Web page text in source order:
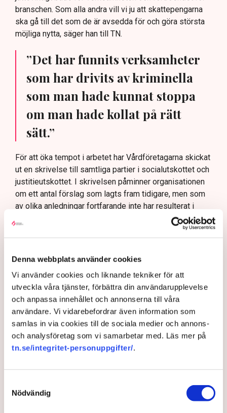
Denna webbplats använder cookies
Vi använder cookies och liknande tekniker för att
utveckla våra tjänster, förbättra din användarupplevelse
och anpassa innehållet och annonserna till våra
användare. Vi vidarebefordrar även information som
samlas in via cookies till de sociala medier och annons-
och analysföretag som vi samarbetar med. Läs mer på
tn.se/integritet-personuppgifter/.
Nödvändig
branschen. Som alla andra vill vi ju att skattepengarna
ska gå till det som de är avsedda för och göra största
möjliga nytta, säger han till TN.
”Det har funnits verksamheter
som har drivits av kriminella
som man hade kunnat stoppa
om man hade kollat på rätt
sätt.”
För att öka tempot i arbetet har Vårdföretagarna skickat
ut en skrivelse till samtliga partier i socialutskottet och
justitieutskottet. I skrivelsen påminner organisationen
om ett antal förslag som lagts fram tidigare, men som
av olika anledningar fortfarande inte har resulterat i
åtgärder mot välfärdskriminalitet
• Låt Polisen kontrollera och utfärda förordnande
för de som arbetar inom heldygnsinsatser för barn
och unga, liknande den modell som idag gäller för
ordningsvakter
• Låt Polisen granska och ackreditera personer
som vill bedriva HVB-verksamhet eller andra
heldygnsinsatser, som konsulentstödda
familjehem, för barn och unga
riskbaserad fysisk tillsyn i alla tillståndspliktiga